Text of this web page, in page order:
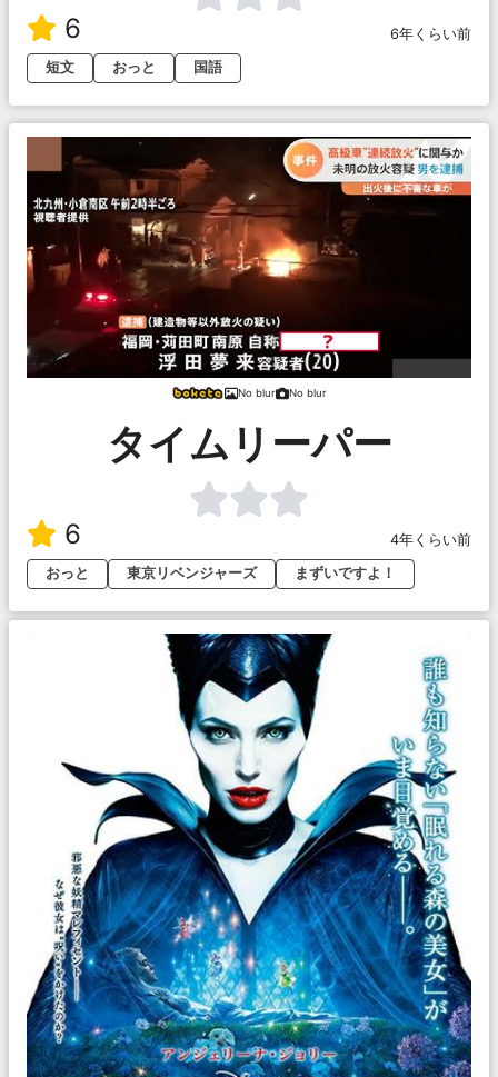
6
6年くらい前
短文
おっと 国語
No blur No blur
タイムリーパー
6
4年くらい前
おっと
東京リベンジャーズ まずいですよ！